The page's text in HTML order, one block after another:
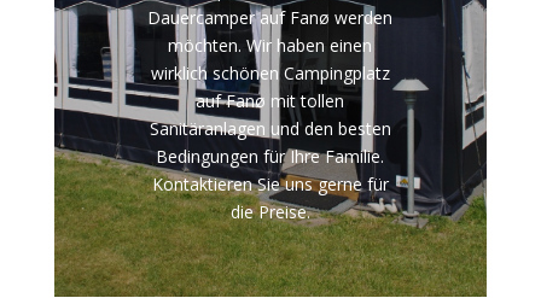
Dauercamper auf Fanø werden
möchten. Wir haben einen
wirklich schönen Campingplatz
auf Fanø mit tollen
Sanitäranlagen und den besten
Bedingungen für Ihre Familie.
Kontaktieren Sie uns gerne für
die Preise.